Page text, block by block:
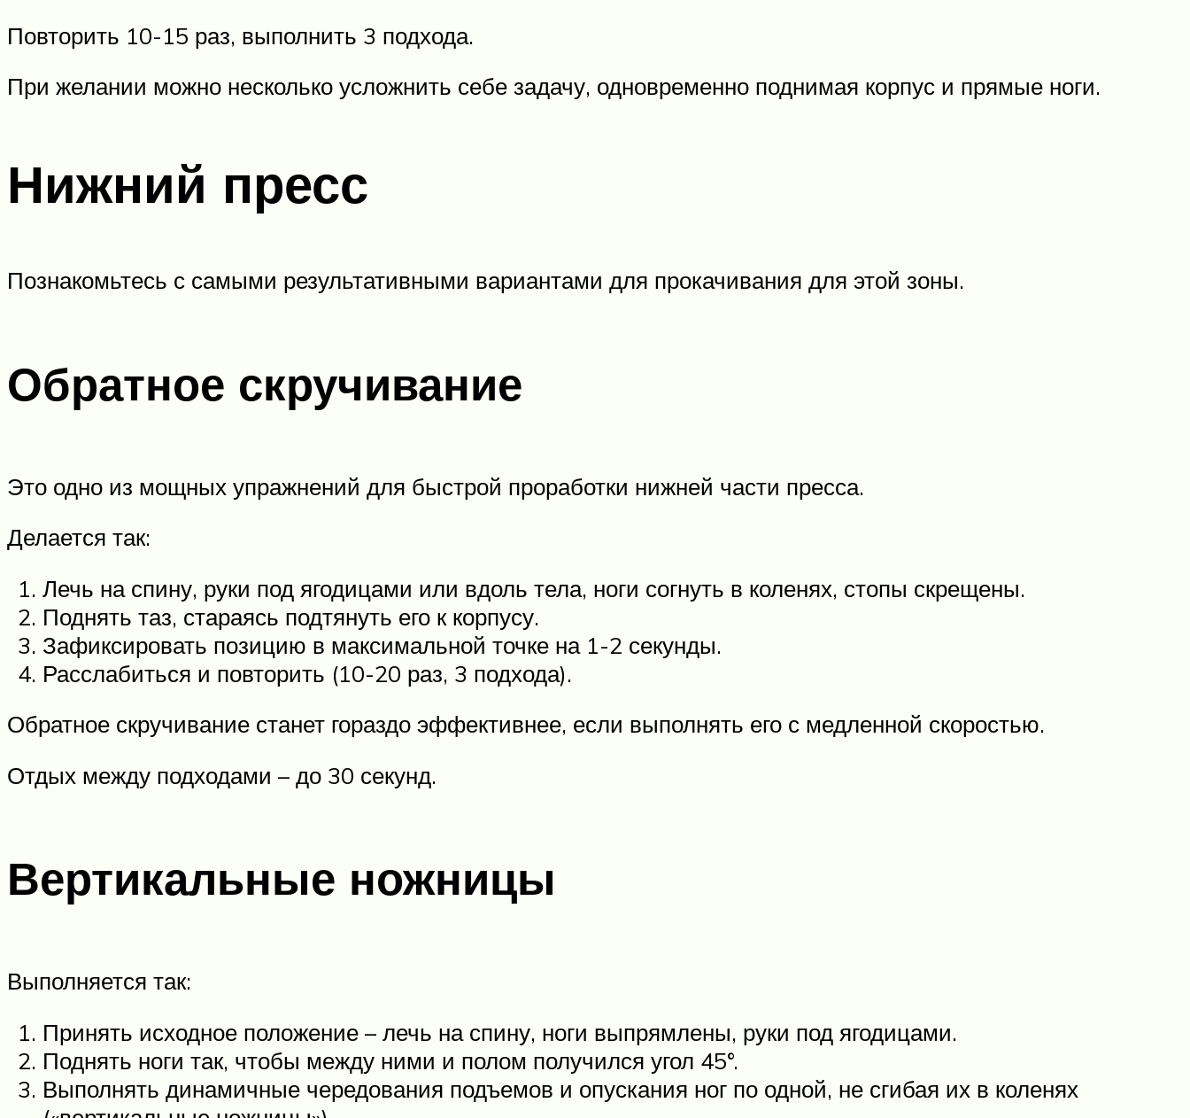
Повторить 10-15 раз, выполнить 3 подхода.
При желании можно несколько усложнить себе задачу, одновременно поднимая корпус и прямые ноги.
Нижний пресс
Познакомьтесь с самыми результативными вариантами для прокачивания для этой зоны.
Обратное скручивание
Это одно из мощных упражнений для быстрой проработки нижней части пресса.
Делается так:
Лечь на спину, руки под ягодицами или вдоль тела, ноги согнуть в коленях, стопы скрещены.
Поднять таз, стараясь подтянуть его к корпусу.
Зафиксировать позицию в максимальной точке на 1-2 секунды.
Расслабиться и повторить (10-20 раз, 3 подхода).
Обратное скручивание станет гораздо эффективнее, если выполнять его с медленной скоростью.
Отдых между подходами – до 30 секунд.
Вертикальные ножницы
Выполняется так:
Принять исходное положение – лечь на спину, ноги выпрямлены, руки под ягодицами.
Поднять ноги так, чтобы между ними и полом получился угол 45°.
Выполнять динамичные чередования подъемов и опускания ног по одной, не сгибая их в коленях